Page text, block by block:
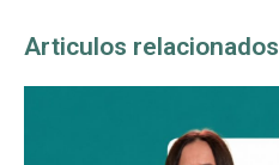
Articulos relacionados